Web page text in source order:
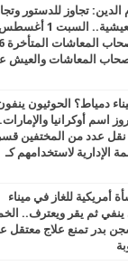
تجاوز للدستور
للأزمات الاقتصادية والمعيشية.. السبت 1 أغسطس
2026.. أوضاع قاسية لأصحاب المعاشات المتأخرة 6
المعاشات والعيش
دمياط؟ الحوثيون
اسم أوكرانيا
31 يوليو 2026.. نقل عدد من المختفين
الإدارية لاستخدامهم كـ
للغاز في ميناء
ينفي ثم يقر ويعترف..
إدارة سجن بدر تمنع علاج